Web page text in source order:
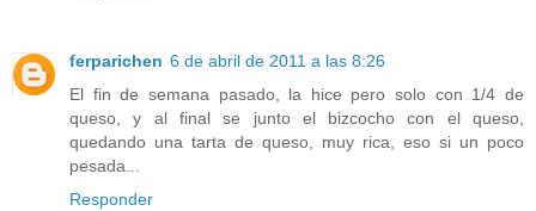
ferparichen 6 de abril de 2011 a las 8:26
El fin de semana pasado, la hice pero solo con 1/4 de
queso, y al final se junto el bizcocho con el queso,
quedando una tarta de queso, muy rica, eso si un poco
pesada...
Responder